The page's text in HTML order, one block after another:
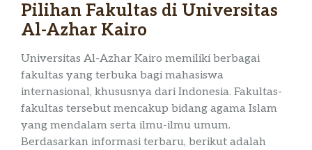
Pilihan Fakultas di Universitas
Al-Azhar Kairo
Universitas Al-Azhar Kairo memiliki berbagai
fakultas yang terbuka bagi mahasiswa
internasional, khususnya dari Indonesia. Fakultas-
fakultas tersebut mencakup bidang agama Islam
yang mendalam serta ilmu-ilmu umum.
Berdasarkan informasi terbaru, berikut adalah